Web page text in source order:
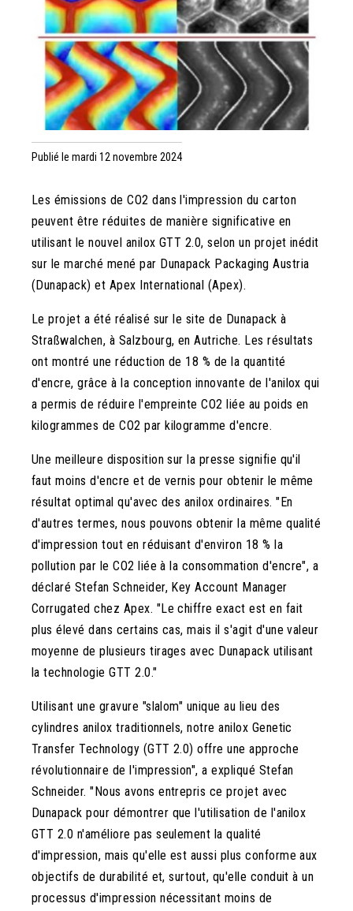
Publié le mardi 12 novembre 2024
Les émissions de CO2 dans l'impression du carton
peuvent être réduites de manière significative en
utilisant le nouvel anilox GTT 2.0, selon un projet inédit
sur le marché mené par Dunapack Packaging Austria
(Dunapack) et Apex International (Apex).
Le projet a été réalisé sur le site de Dunapack à
Straßwalchen, à Salzbourg, en Autriche. Les résultats
ont montré une réduction de 18 % de la quantité
d'encre, grâce à la conception innovante de l'anilox qui
a permis de réduire l'empreinte CO2 liée au poids en
kilogrammes de CO2 par kilogramme d'encre.
Une meilleure disposition sur la presse signifie qu'il
faut moins d'encre et de vernis pour obtenir le même
résultat optimal qu'avec des anilox ordinaires. "En
d'autres termes, nous pouvons obtenir la même qualité
d'impression tout en réduisant d'environ 18 % la
pollution par le CO2 liée à la consommation d'encre", a
déclaré Stefan Schneider, Key Account Manager
Corrugated chez Apex. "Le chiffre exact est en fait
plus élevé dans certains cas, mais il s'agit d'une valeur
moyenne de plusieurs tirages avec Dunapack utilisant
la technologie GTT 2.0."
Utilisant une gravure "slalom" unique au lieu des
cylindres anilox traditionnels, notre anilox Genetic
Transfer Technology (GTT 2.0) offre une approche
révolutionnaire de l'impression", a expliqué Stefan
Schneider. "Nous avons entrepris ce projet avec
Dunapack pour démontrer que l'utilisation de l'anilox
GTT 2.0 n'améliore pas seulement la qualité
d'impression, mais qu'elle est aussi plus conforme aux
objectifs de durabilité et, surtout, qu'elle conduit à un
processus d'impression nécessitant moins de